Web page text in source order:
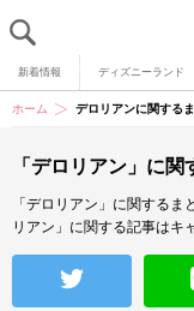
新着情報 ディズニーランド
ホーム デロリアンに関する
「デロリアン」に関
「デロリアン」に関するま
リアン」に関する記事はキ